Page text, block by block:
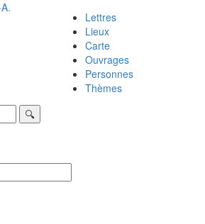
Lettres
Lieux
Carte
Ouvrages
Personnes
Thèmes